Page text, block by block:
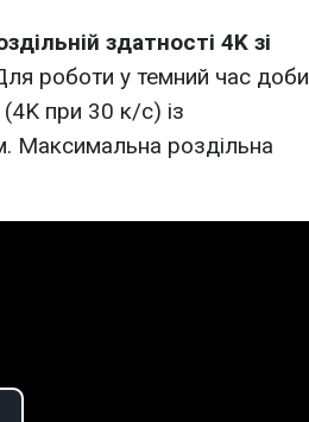
здатності 4K зі
роботи у темний час доби
при 30 к/с) із
Максимальна роздільна